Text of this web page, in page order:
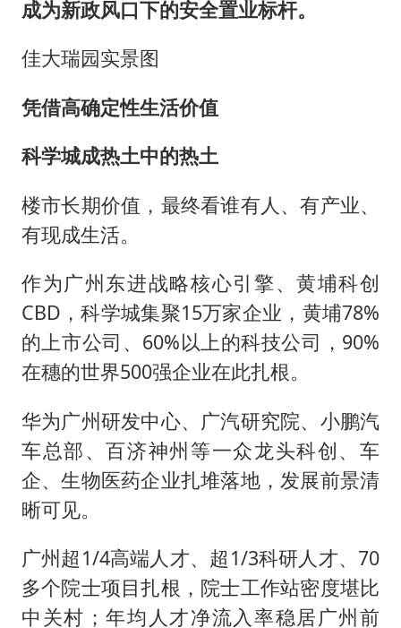
成为新政风口下的安全置业标杆。
佳大瑞园实景图
凭借高确定性生活价值
科学城成热土中的热土
楼市长期价值，最终看谁有人、有产业、
有现成生活。
作为广州东进战略核心引擎、黄埔科创
CBD，科学城集聚15万家企业，黄埔78%
的上市公司、60%以上的科技公司，90%
在穗的世界500强企业在此扎根。
华为广州研发中心、广汽研究院、小鹏汽
车总部、百济神州等一众龙头科创、车
企、生物医药企业扎堆落地，发展前景清
晰可见。
广州超1/4高端人才、超1/3科研人才、70
多个院士项目扎根，院士工作站密度堪比
中关村；年均人才净流入率稳居广州前